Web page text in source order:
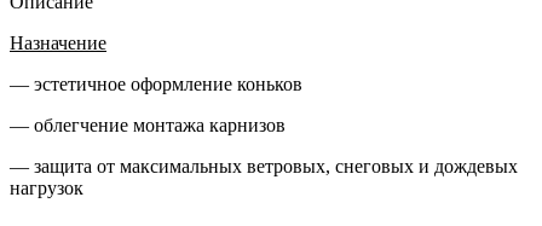
Назначение
— эстетичное оформление коньков
— облегчение монтажа карнизов
— защита от максимальных ветровых, снеговых и дождевых
нагрузок